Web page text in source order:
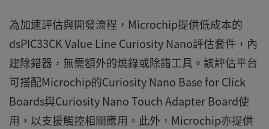
為加速評估與開發流程，Microchip提供低成本的
dsPIC33CK Value Line Curiosity Nano評估套件，內
建除錯器，無需額外的燒錄或除錯工具。該評估平台
可搭配Microchip的Curiosity Nano Base for Click
Boards與Curiosity Nano Touch Adapter Board使
用，以支援觸控相關應用。此外，Microchip亦提供